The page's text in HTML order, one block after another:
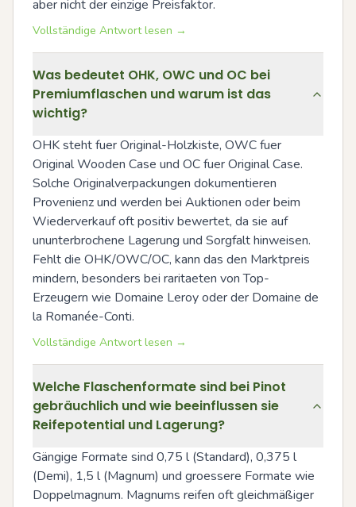
aber nicht der einzige Preisfaktor.
Vollständige Antwort lesen →
Was bedeutet OHK, OWC und OC bei
Premiumflaschen und warum ist das
wichtig?
OHK steht fuer Original-Holzkiste, OWC fuer
Original Wooden Case und OC fuer Original Case.
Solche Originalverpackungen dokumentieren
Provenienz und werden bei Auktionen oder beim
Wiederverkauf oft positiv bewertet, da sie auf
ununterbrochene Lagerung und Sorgfalt hinweisen.
Fehlt die OHK/OWC/OC, kann das den Marktpreis
mindern, besonders bei raritaeten von Top-
Erzeugern wie Domaine Leroy oder der Domaine de
la Romanée-Conti.
Vollständige Antwort lesen →
Welche Flaschenformate sind bei Pinot
gebräuchlich und wie beeinflussen sie
Reifepotential und Lagerung?
Gängige Formate sind 0,75 l (Standard), 0,375 l
(Demi), 1,5 l (Magnum) und groessere Formate wie
Doppelmagnum. Magnums reifen oft gleichmäßiger